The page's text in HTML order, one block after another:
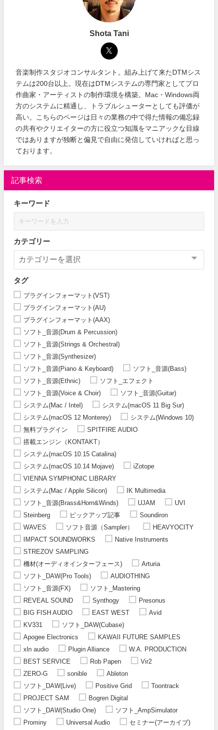
Shota Tani
音楽制作スタジオコンサルタント。組み上げて来たDTMシス
テムは200台以上。現在はDTMシステムの専門家としてプロ
作曲家・アーティストの制作環境を構築。Mac・Windows両
方のシステムに精通し、トラブルシューターとしても評価が
高い。こちらのページは日々の業務の中で得た情報の備忘録
の共有やクリエイターの方に役立つ知識をマニアックな目線
ではありますが独断と偏見で自由に発信していければと思っ
ております。
記事検索
キーワード
カテゴリー
タグ
プラグインフォーマット(VST)
プラグインフォーマット(AU)
プラグインフォーマット(AAX)
ソフト_音源(Drum & Percussion)
ソフト_音源(Strings & Orchestral)
ソフト_音源(Synthesizer)
ソフト_音源(Piano & Keyboard)
ソフト_音源(Bass)
ソフト_音源(Ethnic)
ソフト_エフェクト
ソフト_音源(Voice & Choir)
ソフト_音源(Guitar)
システム(Mac / Intel)
システム(macOS 11 Big Sur)
システム(macOS 12 Monterey)
システム(Windows 10)
無料プラグイン
SPITFIRE AUDIO
搭載エンジン（KONTAKT）
システム(macOS 10.15 Catalina)
システム(macOS 10.14 Mojave)
iZotope
VIENNA SYMPHONIC LIBRARY
システム(Mac / Apple Silicon)
IK Multimedia
ソフト_音源(Brass&Horn&Winds)
UJAM
UVI
Steinberg
ピックアップ記事
Soundiron
WAVES
ソフト音源（Sampler）
HEAVYOCITY
IMPACT SOUNDWORKS
Native Instruments
STREZOV SAMPLING
機材(オーディオインターフェース)
Arturia
ソフト_DAW(Pro Tools)
AUDIOTHING
ソフト_音源(FX)
ソフト_Mastering
REVEAL SOUND
Synthogy
Presonus
BIG FISH AUDIO
EAST WEST
Avid
KV331
ソフト_DAW(Cubase)
Apogee Electronics
KAWAII FUTURE SAMPLES
xln audio
Plugin Alliance
W.A. PRODUCTION
BEST SERVICE
Rob Papen
Vir2
ZERO-G
sonible
Ableton
ソフト_DAW(Live)
Positive Grid
Toontrack
PROJECT SAM
Bogren Digital
ソフト_DAW(Studio One)
ソフト_AmpSimulator
Prominy
Universal Audio セミナー(アーカイブ)